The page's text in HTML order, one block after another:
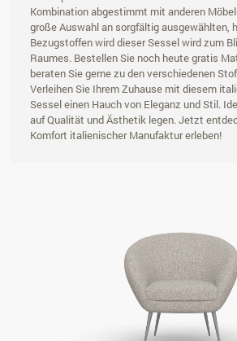
Kombination abgestimmt mit anderen
große Auswahl an sorgfältig ausgewählten,
Bezugstoffen wird dieser Sessel wird zum
Raumes. Bestellen Sie noch heute gratis
beraten Sie gerne zu den verschiedenen
Verleihen Sie Ihrem Zuhause mit diesem
Sessel einen Hauch von Eleganz und Stil.
auf Qualität und Ästhetik legen. Jetzt
Komfort italienischer Manufaktur erleben!